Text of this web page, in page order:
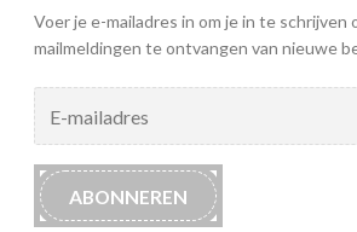
Voer je e-mailadres in om je in te schrijven
mailmeldingen te ontvangen van nieuwe
mailadres
ABONNEREN